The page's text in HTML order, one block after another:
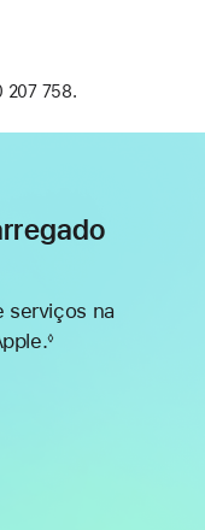
207 758.
serviços na
◊